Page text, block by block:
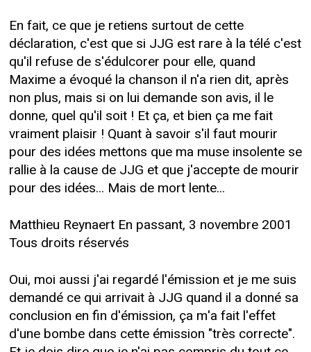
En fait, ce que je retiens surtout de cette
déclaration, c'est que si JJG est rare à la télé c'est
qu'il refuse de s'édulcorer pour elle, quand
Maxime a évoqué la chanson il n'a rien dit, après
non plus, mais si on lui demande son avis, il le
donne, quel qu'il soit ! Et ça, et bien ça me fait
vraiment plaisir ! Quant à savoir s'il faut mourir
pour des idées mettons que ma muse insolente se
rallie à la cause de JJG et que j'accepte de mourir
pour des idées... Mais de mort lente...
Matthieu Reynaert En passant, 3 novembre 2001
Tous droits réservés
Oui, moi aussi j'ai regardé l'émission et je me suis
demandé ce qui arrivait à JJG quand il a donné sa
conclusion en fin d'émission, ça m'a fait l'effet
d'une bombe dans cette émission "très correcte".